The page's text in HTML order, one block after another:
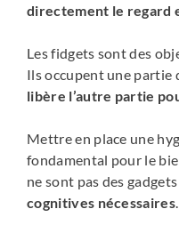
directement le regard
Les fidgets sont des
Ils occupent une partie
libère l’autre partie
Mettre en place une
fondamental pour le
ne sont pas des
cognitives nécessaires